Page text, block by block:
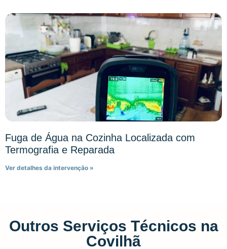
Fuga de Água na Cozinha Localizada com
Termografia e Reparada
Ver detalhes da intervenção »
Outros Serviços Técnicos na
Covilhã